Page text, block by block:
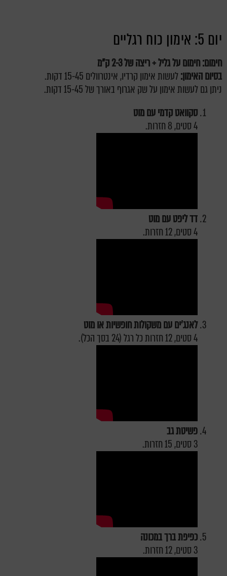
יום 5: אימון כוח רגליים
חימום: חימום על גליל + ריצה של 2-3 ק"מ
בסיום האימון:לעשות אימון קרדיו, אינטרוולים 15-45 דקות.
ניתן גם לעשות אימון על שק אגרוף באורך של 15-45 דקות.
סקוואט קדמי עם מוט
4 סטים, 8 חזרות.
דד ליפט עם מוט
4 סטים, 12 חזרות.
לאנג'ים עם משקולות חופשיות או מוט
4 סטים, 12 חזרות כל רגל (24 בסך הכל).
פשיטת גב
3 סטים, 15 חזרות.
כפיפת ברך במכונה
3 סטים, 12 חזרות.